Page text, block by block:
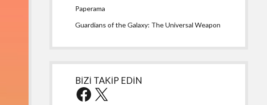
Paperama
Guardians of the Galaxy: The Universal Weapon
BİZİ TAKİP EDİN
Facebook
X